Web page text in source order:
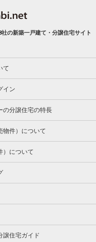
の新築一戸建て・分譲住宅サイト
て
イン
の分譲住宅の特長
物件）について
）について
譲住宅ガイド